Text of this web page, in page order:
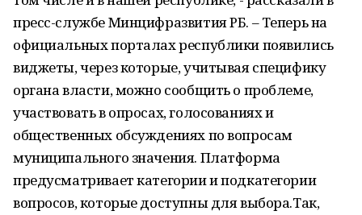
пресс-службе Минцифразвития РБ. – Теперь на
официальных порталах республики появились
виджеты, через которые, учитывая специфику
органа власти, можно сообщить о проблеме,
участвовать в опросах, голосованиях и
общественных обсуждениях по вопросам
муниципального значения. Платформа
предусматривает категории и подкатегории
вопросов, которые доступны для выбора.Так,